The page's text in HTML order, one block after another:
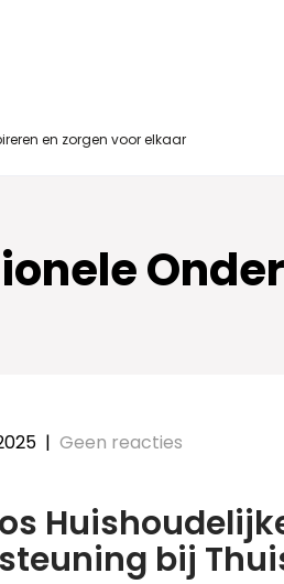
en zorgen voor elkaar
| Geen reacties
bij